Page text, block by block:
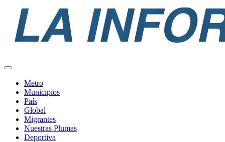
Metro
Municipios
País
Global
Migrantes
Nuestras Plumas
Deportiva